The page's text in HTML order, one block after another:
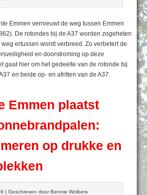
Emmen vernieuwt de weg tussen Emmen
De rotondes bij de A37 worden zogeheten
ertussen wordt verbreed. Zo verbetert de
en doorstroming op deze
gaat hier om het gedeelte van de rotonde bij
en beide op- en afritten van de A37.
Emmen plaatst
op drukke en
| Geschreven door Bennie Wolbers